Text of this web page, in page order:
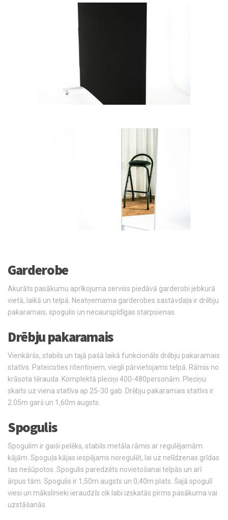
Garderobe
Akurāts pasākumu aprīkojuma serviss piedāvā garderobi jebkurā
vietā, laikā un telpā. Neatņemama garderobes sastāvdaļa ir drēbju
pakaramais, spogulis un necaurspīdīgas starpsienas.
Drēbju pakaramais
Vienkāršs, stabils un tajā pašā laikā funkcionāls drēbju pakaramais
statīvs. Pateicoties ritentiņiem, viegli pārvietojams telpā. Rāmis no
krāsota tērauda. Komplektā pleciņi 400-480personām. Pleciņu
skaits uz viena statīva ap 25-30 gab. Drēbju pakaramais statīvs ir
2.05m garš un 1,60m augsts.
Spogulis
Spogulim ir gaiši pelēks, stabils metāla rāmis ar regulējamām
kājām. Spoguļa kājas iespējams noregulēt, lai uz nelīdzenas grīdas
tas nešūpotos. Spogulis paredzēts novietošanai telpās un arī
ārpus tām. Spogulis ir 1,50m augsts un 0,40m plats. Šajā spogulī
viesi un mākslinieki ieraudzīs cik labi izskatās pirms pasākuma vai
uzstāšanās.